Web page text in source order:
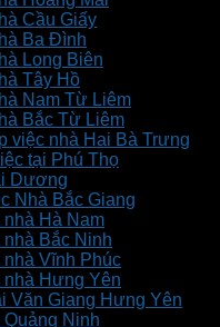
Cầu Giấy
Ba Đình
Long Biên
Tây Hồ
Nam Từ Liêm
Bắc Từ Liêm
việc nhà Hai Bà Trưng
tại Phú Thọ
Dương
Nhà Bắc Giang
nhà Hà Nam
Bắc Ninh
nhà Vĩnh Phúc
nhà Hưng Yên
Văn Giang Hưng Yên
Ninh